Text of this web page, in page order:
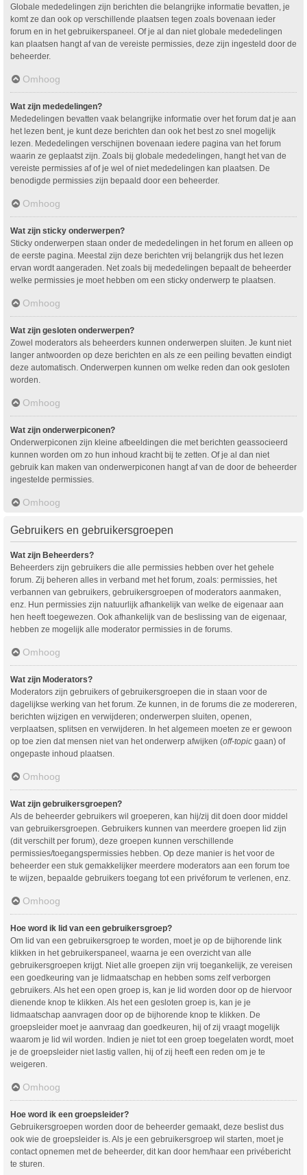
Globale mededelingen zijn berichten die belangrijke informatie bevatten, je
komt ze dan ook op verschillende plaatsen tegen zoals bovenaan ieder
forum en in het gebruikerspaneel. Of je al dan niet globale mededelingen
kan plaatsen hangt af van de vereiste permissies, deze zijn ingesteld door de
beheerder.
Omhoog
Wat zijn mededelingen?
Mededelingen bevatten vaak belangrijke informatie over het forum dat je aan
het lezen bent, je kunt deze berichten dan ook het best zo snel mogelijk
lezen. Mededelingen verschijnen bovenaan iedere pagina van het forum
waarin ze geplaatst zijn. Zoals bij globale mededelingen, hangt het van de
vereiste permissies af of je wel of niet mededelingen kan plaatsen. De
benodigde permissies zijn bepaald door een beheerder.
Omhoog
Wat zijn sticky onderwerpen?
Sticky onderwerpen staan onder de mededelingen in het forum en alleen op
de eerste pagina. Meestal zijn deze berichten vrij belangrijk dus het lezen
ervan wordt aangeraden. Net zoals bij mededelingen bepaalt de beheerder
welke permissies je moet hebben om een sticky onderwerp te plaatsen.
Omhoog
Wat zijn gesloten onderwerpen?
Zowel moderators als beheerders kunnen onderwerpen sluiten. Je kunt niet
langer antwoorden op deze berichten en als ze een peiling bevatten eindigt
deze automatisch. Onderwerpen kunnen om welke reden dan ook gesloten
worden.
Omhoog
Wat zijn onderwerpiconen?
Onderwerpiconen zijn kleine afbeeldingen die met berichten geassocieerd
kunnen worden om zo hun inhoud kracht bij te zetten. Of je al dan niet
gebruik kan maken van onderwerpiconen hangt af van de door de beheerder
ingestelde permissies.
Omhoog
Gebruikers en gebruikersgroepen
Wat zijn Beheerders?
Beheerders zijn gebruikers die alle permissies hebben over het gehele
forum. Zij beheren alles in verband met het forum, zoals: permissies, het
verbannen van gebruikers, gebruikersgroepen of moderators aanmaken,
enz. Hun permissies zijn natuurlijk afhankelijk van welke de eigenaar aan
hen heeft toegewezen. Ook afhankelijk van de beslissing van de eigenaar,
hebben ze mogelijk alle moderator permissies in de forums.
Omhoog
Wat zijn Moderators?
Moderators zijn gebruikers of gebruikersgroepen die in staan voor de
dagelijkse werking van het forum. Ze kunnen, in de forums die ze modereren,
berichten wijzigen en verwijderen; onderwerpen sluiten, openen,
verplaatsen, splitsen en verwijderen. In het algemeen moeten ze er gewoon
op toe zien dat mensen niet van het onderwerp afwijken (off-topic gaan) of
ongepaste inhoud plaatsen.
Omhoog
Wat zijn gebruikersgroepen?
Als de beheerder gebruikers wil groeperen, kan hij/zij dit doen door middel
van gebruikersgroepen. Gebruikers kunnen van meerdere groepen lid zijn
(dit verschilt per forum), deze groepen kunnen verschillende
permissies/toegangspermissies hebben. Op deze manier is het voor de
beheerder een stuk gemakkelijker meerdere moderators aan een forum toe
te wijzen, bepaalde gebruikers toegang tot een privéforum te verlenen, enz.
Omhoog
Hoe word ik lid van een gebruikersgroep?
Om lid van een gebruikersgroep te worden, moet je op de bijhorende link
klikken in het gebruikerspaneel, waarna je een overzicht van alle
gebruikersgroepen krijgt. Niet alle groepen zijn vrij toegankelijk, ze vereisen
een goedkeuring van je lidmaatschap en hebben soms zelf verborgen
gebruikers. Als het een open groep is, kan je lid worden door op de hiervoor
dienende knop te klikken. Als het een gesloten groep is, kan je je
lidmaatschap aanvragen door op de bijhorende knop te klikken. De
groepsleider moet je aanvraag dan goedkeuren, hij of zij vraagt mogelijk
waarom je lid wil worden. Indien je niet tot een groep toegelaten wordt, moet
je de groepsleider niet lastig vallen, hij of zij heeft een reden om je te
weigeren.
Omhoog
Hoe word ik een groepsleider?
Gebruikersgroepen worden door de beheerder gemaakt, deze beslist dus
ook wie de groepsleider is. Als je een gebruikersgroep wil starten, moet je
contact opnemen met de beheerder, dit kan door hem/haar een privébericht
te sturen.